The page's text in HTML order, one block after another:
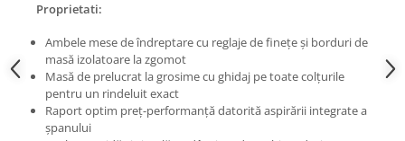
Masini pneumatice de filetat
Masini electrice de filetat
Exhaustor pentru aschii metal
Masini de gaurit cu talpa
magnetica
Instalatii de spalare a pieselor
Proprietati:
Ambele mese de îndreptare cu reglaje de fineţe şi borduri de
masă izolatoare la zgomot
Masă de prelucrat la grosime cu ghidaj pe toate colțurile
pentru un rindeluit exact
Raport optim preţ-performanţă datorită aspirării integrate a
şpanului